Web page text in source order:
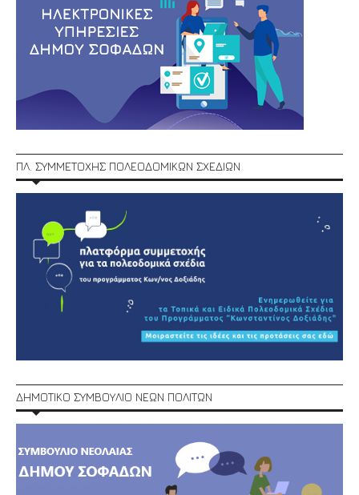
ΠΛ. ΣΥΜΜΕΤΟΧΗΣ ΠΟΛΕΟΔΟΜΙΚΩΝ ΣΧΕΔΙΩΝ
ΔΗΜΟΤΙΚΟ ΣΥΜΒΟΥΛΙΟ ΝΕΩΝ ΠΟΛΙΤΩΝ